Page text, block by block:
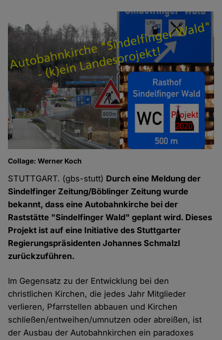
Collage: Werner Koch
STUTTGART. (gbs-stutt) Durch eine Meldung der
Sindelfinger Zeitung/Böblinger Zeitung wurde
bekannt, dass eine Autobahnkirche bei der
Raststätte "Sindelfinger Wald" geplant wird. Dieses
Projekt ist auf eine Initiative des Stuttgarter
Regierungspräsidenten Johannes Schmalzl
zurückzuführen.
Im Gegensatz zu der Entwicklung bei den
christlichen Kirchen, die jedes Jahr Mitglieder
verlieren, Pfarrstellen abbauen und Kirchen
schließen/entweihen/umnutzen oder abreißen, ist
der Ausbau der Autobahnkirchen ein paradoxes